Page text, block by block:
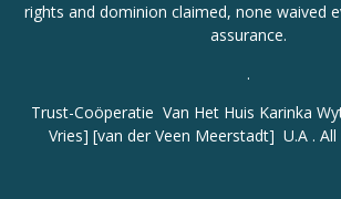
rights and dominion claimed, none waived
assurance.
.
Trust-Coöperatie Van Het Huis Karinka
Vries] [van der Veen Meerstadt] U.A .